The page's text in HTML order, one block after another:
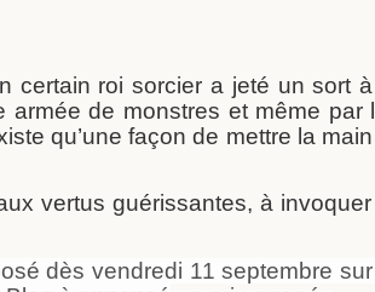
certain roi sorcier a jeté un
armée de monstres et même
qu’une façon de mettre la
vertus guérissantes, à
dès vendredi 11 septembre